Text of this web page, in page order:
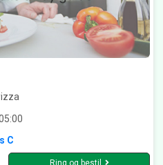
C
Ring og bestil